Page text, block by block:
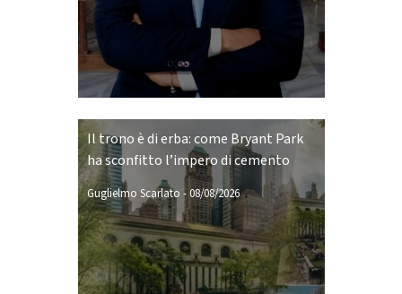
Il trono è di erba: come Bryant Park
ha sconfitto l’impero di cemento
Guglielmo Scarlato -08/08/2026